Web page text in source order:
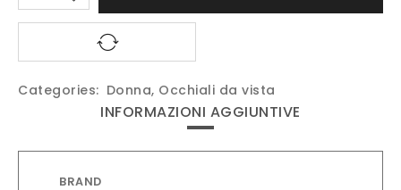
Categories: Donna, Occhiali da vista
INFORMAZIONI AGGIUNTIVE
BRAND